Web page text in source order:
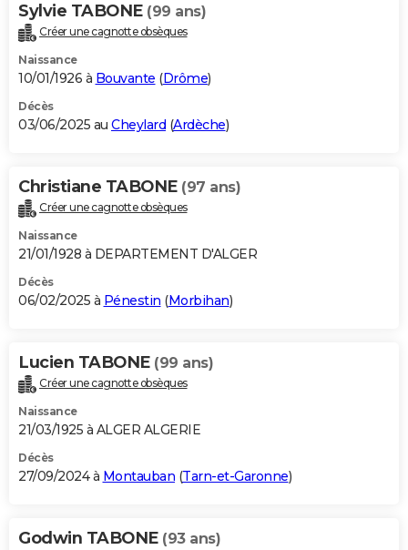
Sylvie TABONE (99 ans)
Créer une cagnotte obsèques
Naissance
10/01/1926 à Bouvante (Drôme)
Décès
03/06/2025 au Cheylard (Ardèche)
Christiane TABONE (97 ans)
Créer une cagnotte obsèques
Naissance
21/01/1928 à DEPARTEMENT D'ALGER
Décès
06/02/2025 à Pénestin (Morbihan)
Lucien TABONE (99 ans)
Créer une cagnotte obsèques
Naissance
21/03/1925 à ALGER ALGERIE
Décès
27/09/2024 à Montauban (Tarn-et-Garonne)
Godwin TABONE (93 ans)